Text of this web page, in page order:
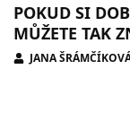
POKUD SI
MŮŽETE TAK
JANA